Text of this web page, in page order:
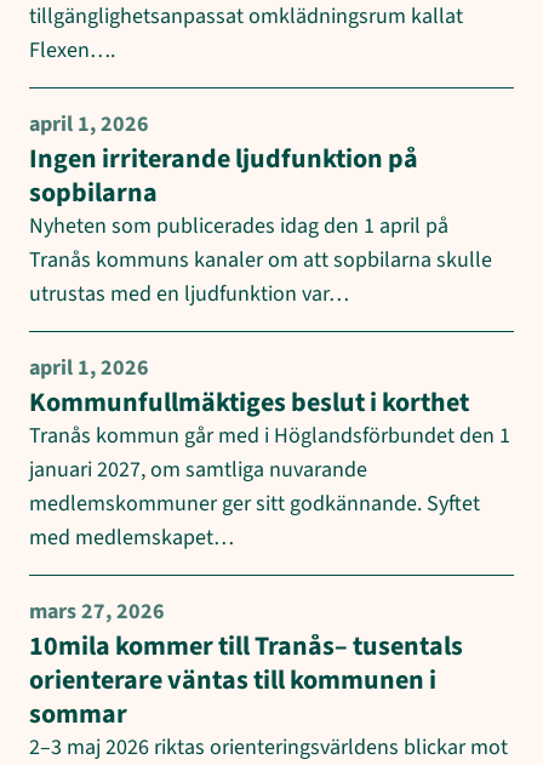
tillgänglighetsanpassat omklädningsrum kallat
Flexen….
april 1, 2026
Ingen irriterande ljudfunktion på
sopbilarna
Nyheten som publicerades idag den 1 april på
Tranås kommuns kanaler om att sopbilarna skulle
utrustas med en ljudfunktion var…
april 1, 2026
Kommunfullmäktiges beslut i korthet
Tranås kommun går med i Höglandsförbundet den 1
januari 2027, om samtliga nuvarande
medlemskommuner ger sitt godkännande. Syftet
med medlemskapet…
mars 27, 2026
10mila kommer till Tranås– tusentals
orienterare väntas till kommunen i
sommar
2–3 maj 2026 riktas orienteringsvärldens blickar mot